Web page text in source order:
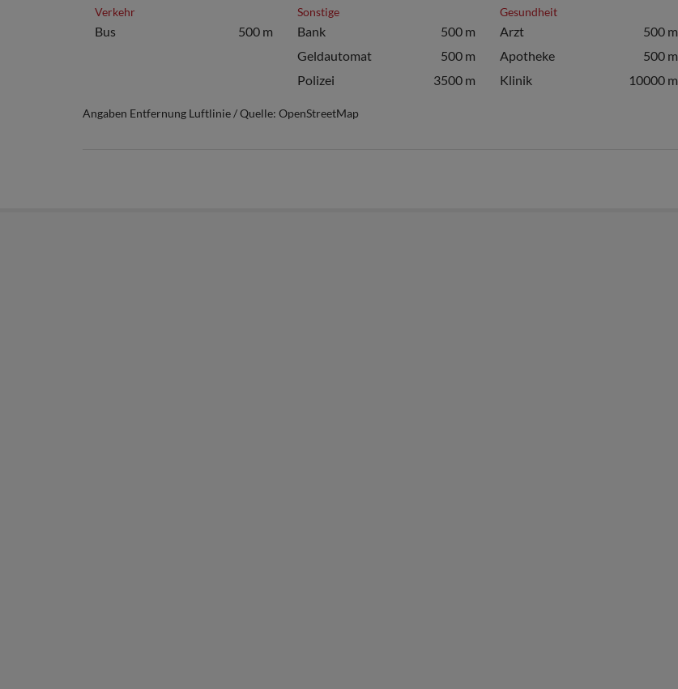
Verkehr
Bus 500 m
Sonstige
Bank
500 m
Geldautomat
500 m
Polizei
3500 m
Gesundheit
Arzt
500 m
Apotheke
500 m
Klinik
10000 m
Angaben Entfernung Luftlinie / Quelle: OpenStreetMap